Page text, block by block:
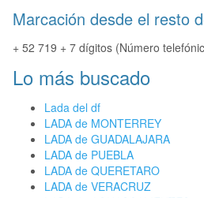
Marcación desde el resto
+ 52 719 + 7 dígitos (Número
Lo más buscado
Lada del df
LADA de MONTERREY
LADA de GUADALAJARA
LADA de PUEBLA
LADA de QUERETARO
LADA de VERACRUZ